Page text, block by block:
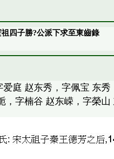
四子勝?公派下求至東齒錄
庭 赵东秀，字佩宝 东
，字楠谷 赵东嵘，字榮